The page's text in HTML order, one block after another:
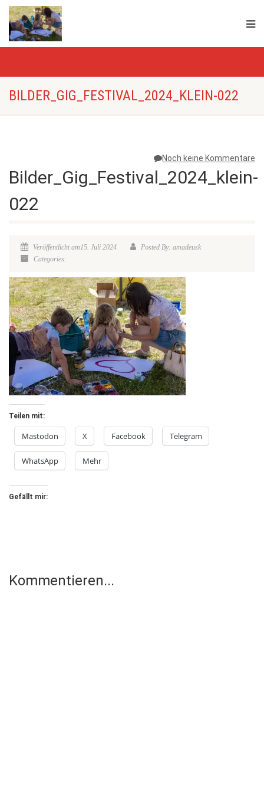
BILDER_GIG_FESTIVAL_2024_KLEIN-022
Noch keine Kommentare
Bilder_Gig_Festival_2024_klein-
022
Veröffentlicht am15. Juli 2024
Posted By: amadeusk
Categories:
Teilen mit:
Mastodon X Facebook Telegram
WhatsApp Mehr
Gefällt mir:
Kommentieren...